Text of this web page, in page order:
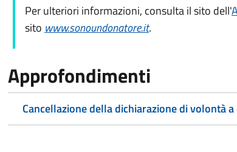
Per ulteriori informazioni, consulta il sito dell'
sito www.sonoundonatore.it.
Approfondimenti
Cancellazione della dichiarazione di volontà